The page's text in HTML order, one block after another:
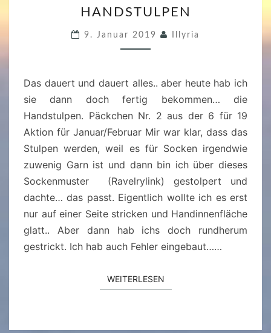
A
N
D
T
U
L
P
E
N
HANDSTULPEN
9. Januar 2019 Illyria
Das dauert und dauert alles.. aber heute hab ich
sie dann doch fertig bekommen… die
Handstulpen. Päckchen Nr. 2 aus der 6 für 19
Aktion für Januar/Februar Mir war klar, dass das
Stulpen werden, weil es für Socken irgendwie
zuwenig Garn ist und dann bin ich über dieses
Sockenmuster (Ravelrylink) gestolpert und
dachte… das passt. Eigentlich wollte ich es erst
nur auf einer Seite stricken und Handinnenfläche
glatt.. Aber dann hab ichs doch rundherum
gestrickt. Ich hab auch Fehler eingebaut……
WEITERLESEN